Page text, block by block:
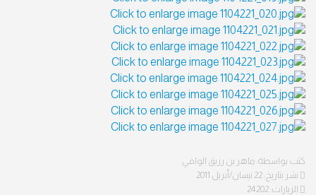
كتب بواسطة: ماهر بن رزيق الوافي
نشر بتاريخ: 22 نيسان/أبريل 2011
الزيارات: 24202